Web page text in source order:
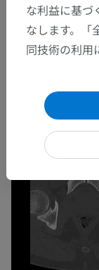
な利益に基づ
なします。「
同技術の利用